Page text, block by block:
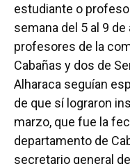
estudiante o
semana del 5 al 9
profesores de la
Cabañas y dos de
Alharaca seguían
de que sí lograron
marzo, que fue la
departamento de
secretario general